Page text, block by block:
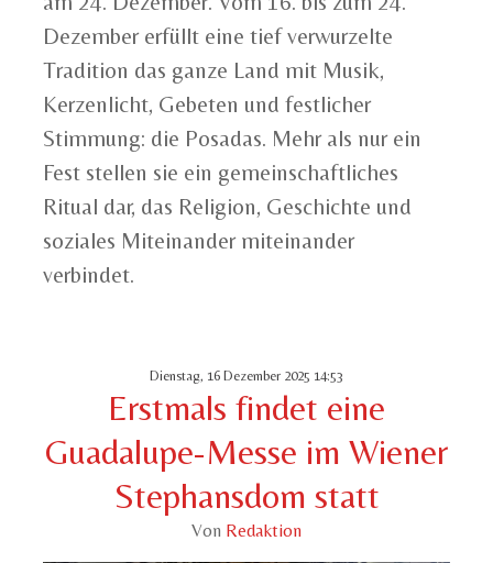
Dezember erfüllt eine tief verwurzelte
Tradition das ganze Land mit Musik,
Kerzenlicht, Gebeten und festlicher
Stimmung: die Posadas. Mehr als nur ein
Fest stellen sie ein gemeinschaftliches
Ritual dar, das Religion, Geschichte und
soziales Miteinander miteinander
verbindet.
Dienstag, 16 Dezember 2025 14:53
Erstmals findet eine
Guadalupe-Messe im Wiener
Stephansdom statt
Von Redaktion